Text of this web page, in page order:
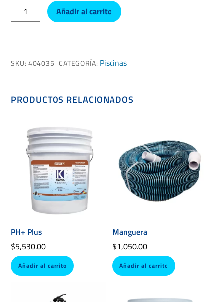
Black
Algen
Añadir al carrito
SKU:404035 CATEGORÍA: Piscinas
PRODUCTOS RELACIONADOS
PH+ Plus
$5,530.00
Añadir al carrito
Manguera
$1,050.00
Añadir al carrito